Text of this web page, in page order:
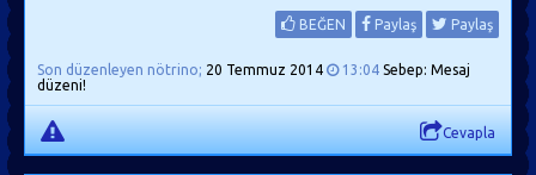
BEĞEN Paylaş Paylaş
Son düzenleyen nötrino; 20 Temmuz 2014 13:04 Sebep: Mesaj
düzeni!
Cevapla